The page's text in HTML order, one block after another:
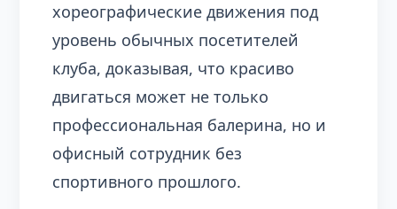
хореографические движения под
уровень обычных посетителей
клуба, доказывая, что красиво
двигаться может не только
профессиональная балерина, но и
офисный сотрудник без
спортивного прошлого.